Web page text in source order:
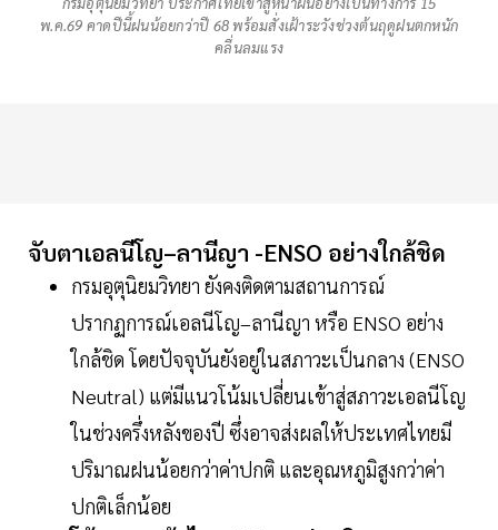
พ.ค.69 คาดปีนี้ฝนน้อยกว่าปี 68 พร้อมสั่งเฝ้าระวังช่วงต้นฤดูฝนตกหนัก
คลื่นลมแรง
จับตาเอลนีโญ–ลานีญา -ENSO อย่างใกล้ชิด
กรมอุตุนิยมวิทยา ยังคงติดตามสถานการณ์
ปรากฏการณ์เอลนีโญ–ลานีญา หรือ ENSO อย่าง
ใกล้ชิด โดยปัจจุบันยังอยู่ในสภาวะเป็นกลาง (ENSO
Neutral) แต่มีแนวโน้มเปลี่ยนเข้าสู่สภาวะเอลนีโญ
ในช่วงครึ่งหลังของปี ซึ่งอาจส่งผลให้ประเทศไทยมี
ปริมาณฝนน้อยกว่าค่าปกติ และอุณหภูมิสูงกว่าค่า
ปกติเล็กน้อย